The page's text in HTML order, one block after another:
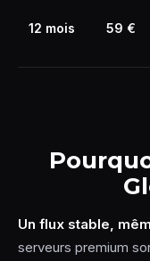
12 mois 59 €
Un flux stable,
serveurs premium